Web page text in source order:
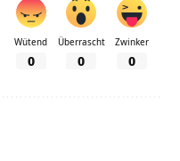
Wütend
0
Überrascht
0
Zwinker
0